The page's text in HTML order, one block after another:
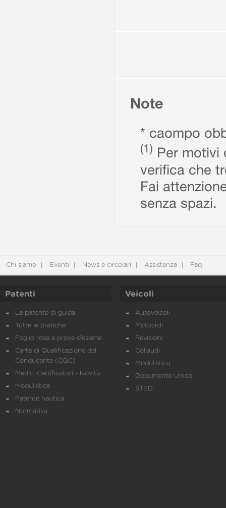
Note
* caompo
(1) Per motivi
verifica che
Fai
senza spazi.
Chi siamo Eventi News e circolari Assistenza Faq
Patenti
La patente di guida
Tutte le pratiche
Foglio rosa e prove d’esame
Carta di Qualificazione del
Conducente (CQC)
Medici Certificatori - Novità
Modulistica
Patente nautica
Normativa
Veicoli
Autoveicoli
Motocicli
Revisioni
Collaudi
Modulistica
Documento Unico
STED